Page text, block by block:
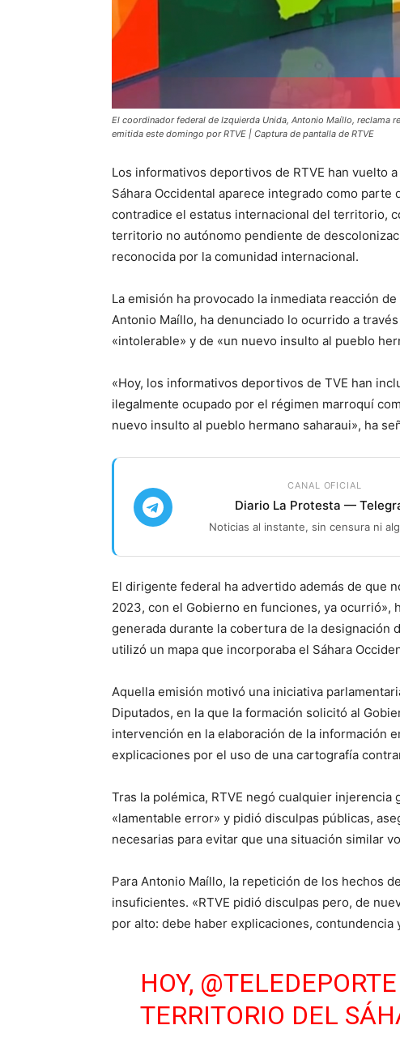
El coordinador federal de Izquierda Unida, Antonio Maíllo, reclama
emitida este domingo por RTVE | Captura de pantalla de RTVE
Los informativos deportivos de RTVE han vuelto
Sáhara Occidental aparece integrado como
contradice el estatus internacional del territorio,
territorio no autónomo pendiente de
reconocida por la comunidad internacional.
La emisión ha provocado la inmediata reacción
Antonio Maíllo, ha denunciado lo ocurrido a
«intolerable» y de «un nuevo insulto al pueblo
«Hoy, los informativos deportivos de TVE han
ilegalmente ocupado por el régimen marroquí
nuevo insulto al pueblo hermano saharaui», ha
CANAL OFICIAL
Diario La Protesta —
Noticias al instante, sin censura ni
El dirigente federal ha advertido además de que
2023, con el Gobierno en funciones, ya ocurrió»,
generada durante la cobertura de la designación
utilizó un mapa que incorporaba el Sáhara
Aquella emisión motivó una iniciativa
Diputados, en la que la formación solicitó al
intervención en la elaboración de la información
explicaciones por el uso de una cartografía
Tras la polémica, RTVE negó cualquier
«lamentable error» y pidió disculpas públicas,
necesarias para evitar que una situación similar
Para Antonio Maíllo, la repetición de los hechos
insuficientes. «RTVE pidió disculpas pero, de
por alto: debe haber explicaciones, contundencia
HOY, @TELEDEPORTE
TERRITORIO DEL